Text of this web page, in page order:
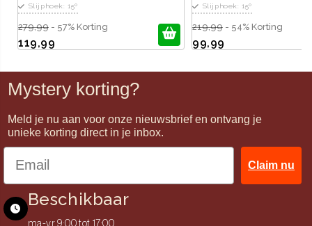
Slijphoek: 15º
279,99 - 57% Korting
119,99
Slijphoek: 15º
219,99 - 54% Korting
99,99
Mystery korting?
Meld je nu aan voor onze nieuwsbrief en ontvang je
unieke korting direct in je inbox.
Claim nu
Beschikbaar
ma-vr 9:00 tot 17:00